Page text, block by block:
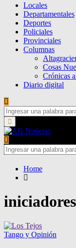
Locales
Departamentales
Deportes
Policiales
Provinciales
Columnas
Cosas
Crónicas
Diario digital
Search
for:Primary
Menu
Search
for:
Home
iniciadores
Tango y Opinión